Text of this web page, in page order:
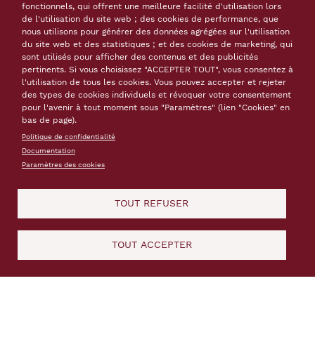
patrimoniaux se réalise en
extérieur et en interaction
forte avec le patrimoine
naturel du territoire.
Mots-clés
médiation
interprétation
circuits de découverte
Guillestrois
Mont Dauphin
Localisation
Communauté de communes du Guillestrois
(Mont-Dauphin)
Thème(s)
Contact
fonctionnels, qui offrent une meilleure facilité d'utilisation lors
de l'utilisation du site web ; des cookies de performance, que
nous utilisons pour générer des données agrégées sur l'utilisation
du site web et des statistiques ; et des cookies de marketing, qui
sont utilisés pour afficher des contenus et des publicités
pertinents. Si vous choisissez "ACCEPTER TOUT", vous consentez à
l'utilisation de tous les cookies. Vous pouvez accepter et rejeter
des types de cookies individuels et révoquer votre consentement
pour l'avenir à tout moment sous "Paramètres" (lien "Cookies" en
bas de page).
Politique de confidentialité
Documentation
Paramètres des cookies
TOUT REFUSER
TOUT ACCEPTER